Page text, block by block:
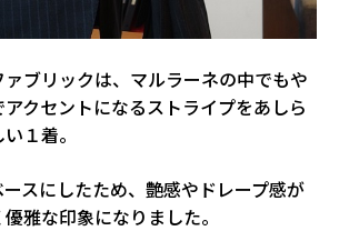
ブリックは、マルラーネの中でもや
クセントになるストライプをあしら
１着。
スにしたため、艶感やドレープ感が
雅な印象になりました。